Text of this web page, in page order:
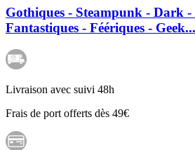
Gothiques - Steampunk - Dark -
Fantastiques - Féériques - Geek...
Livraison avec suivi 48h
Frais de port offerts dès 49€